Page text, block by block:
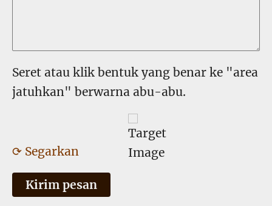
Seret atau klik bentuk yang benar ke "area
jatuhkan" berwarna abu-abu.
⟳ Segarkan